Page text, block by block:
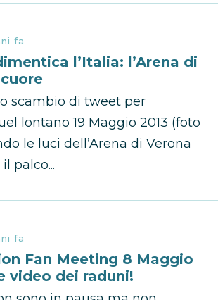
fa
l’Italia: l’Arena di
scambio di tweet per
lontano 19 Maggio 2013 (foto
le luci dell’Arena di Verona
palco...
fa
Fan Meeting 8 Maggio
video dei raduni!